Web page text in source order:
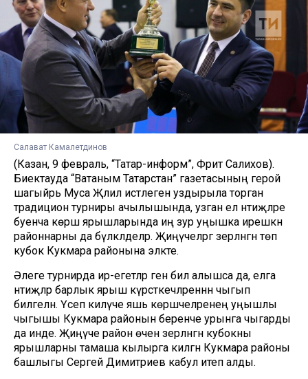
Салават Камалетдинов
(Казан, 9 февраль, “Татар-информ”, Фәрит Салихов).
Биектауда “Ватаным Татарстан” газетасының герой
шагыйрь Муса Җәлил истәлегенә уздырыла торган
традицион турниры ачылышында, узган ел нәтиҗәләре
буенча көрәш ярышларында иң зур уңышка ирешкән
районнарны да бүләкләделәр. Җиңүчеләргә әзерләнгән төп
кубок Кукмара районына эләкте.
Әлеге турнирда ир-егетләр генә бил алышса да, елга
нәтиҗәләр барлык ярыш күрсәткечләреннән чыгып
билгеләнә. Үсеп килүче яшь көрәшчеләренең уңышлы
чыгышы Кукмара районын беренче урынга чыгарды
да инде. Җиңүче район өчен әзерләнгән кубокны
ярышларны тамаша кылырга килгән Кукмара районы
башлыгы Сергей Димитриев кабул итеп алды.